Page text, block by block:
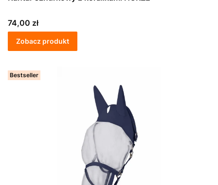
Cena
74,00 zł
Zobacz produkt
Bestseller